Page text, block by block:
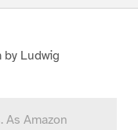
by Ludwig
Amazon